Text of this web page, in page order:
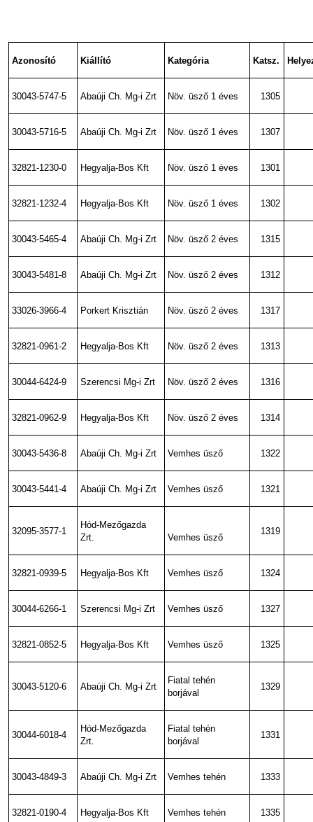
Azonosító Kiállító Kategória Katsz.
30043-5747-5 Abaúji Ch. Mg-i Zrt Növ. üsző 1 éves 1305
30043-5716-5 Abaúji Ch. Mg-i Zrt Növ. üsző 1 éves 1307
32821-1230-0 Hegyalja-Bos Kft Növ. üsző 1 éves 1301
32821-1232-4 Hegyalja-Bos Kft Növ. üsző 1 éves 1302
30043-5465-4 Abaúji Ch. Mg-i Zrt Növ. üsző 2 éves 1315
30043-5481-8 Abaúji Ch. Mg-i Zrt Növ. üsző 2 éves 1312
33026-3966-4 Porkert Krisztián Növ. üsző 2 éves 1317
32821-0961-2 Hegyalja-Bos Kft Növ. üsző 2 éves 1313
30044-6424-9 Szerencsi Mg-i Zrt Növ. üsző 2 éves 1316
32821-0962-9 Hegyalja-Bos Kft Növ. üsző 2 éves 1314
30043-5436-8 Abaúji Ch. Mg-i Zrt Vemhes üsző 1322
30043-5441-4 Abaúji Ch. Mg-i Zrt Vemhes üsző 1321
32095-3577-1
Hód-Mezőgazda
Zrt.
Vemhes üsző
1319
32821-0939-5 Hegyalja-Bos Kft Vemhes üsző 1324
30044-6266-1 Szerencsi Mg-i Zrt Vemhes üsző 1327
32821-0852-5 Hegyalja-Bos Kft Vemhes üsző 1325
30043-5120-6 Abaúji Ch. Mg-i Zrt
Fiatal tehén
borjával
1329
30044-6018-4
Hód-Mezőgazda
Zrt.
Fiatal tehén
borjával
1331
30043-4849-3 Abaúji Ch. Mg-i Zrt Vemhes tehén 1333
32821-0190-4 Hegyalja-Bos Kft Vemhes tehén 1335